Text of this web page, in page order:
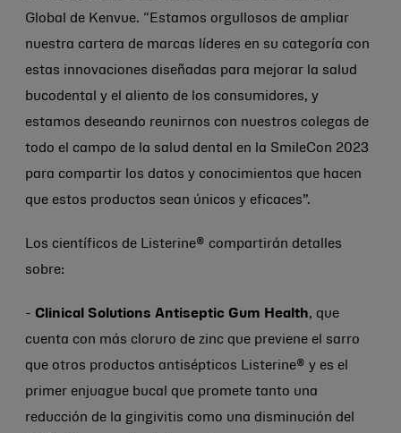
Global de Kenvue. “Estamos orgullosos de ampliar
nuestra cartera de marcas líderes en su categoría con
estas innovaciones diseñadas para mejorar la salud
bucodental y el aliento de los consumidores, y
estamos deseando reunirnos con nuestros colegas de
todo el campo de la salud dental en la SmileCon 2023
para compartir los datos y conocimientos que hacen
que estos productos sean únicos y eficaces”.
Los científicos de Listerine® compartirán detalles
sobre:
- Clinical Solutions Antiseptic Gum Health, que
cuenta con más cloruro de zinc que previene el sarro
que otros productos antisépticos Listerine® y es el
primer enjuague bucal que promete tanto una
reducción de la gingivitis como una disminución del